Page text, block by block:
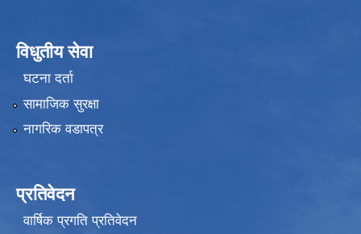
विधुतीय सेवा
घटना दर्ता
सामाजिक सुरक्षा
नागरिक वडापत्र
प्रतिवेदन
वार्षिक प्रगति प्रतिवेदन